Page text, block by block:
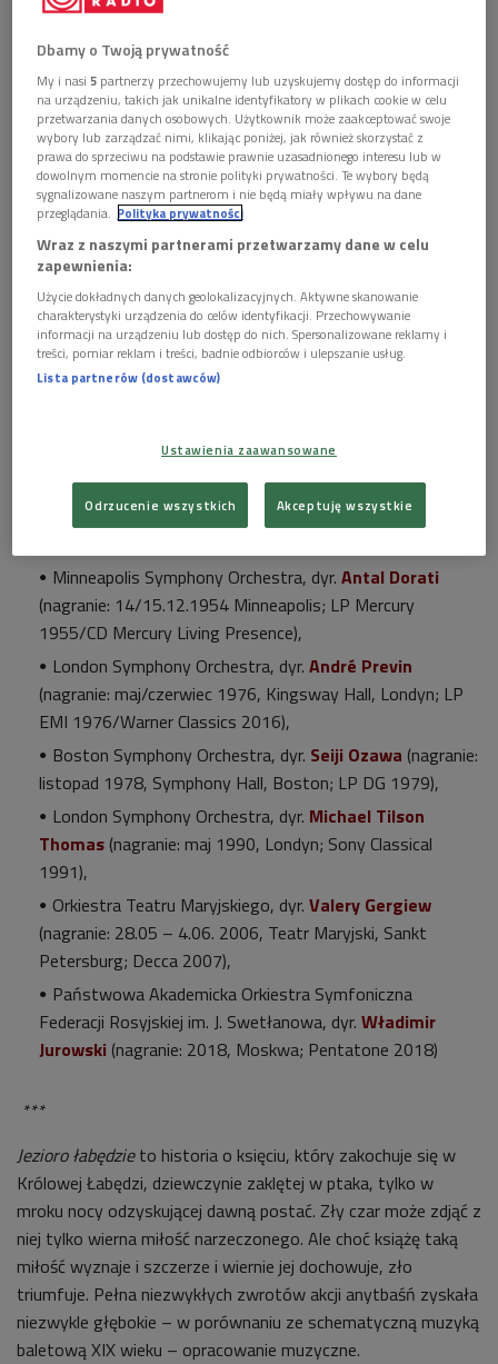
Dorota Kozińska, Kacper Miklaszewski, Jacek Hawryluk i Wojciech
Michniewski Foto: PR2/Piotr Piotrun
Jurorzy "Płytowego Trybunału Dwójki" w składzie: Dorota
Kozińska, Kacper Miklaszewski i Wojciech
Michniewski wskazali najlepsze wykonanieJeziora
łabędziego op. 20 Piotra Czajkowskiego:
Państwowa Orkiestra Symfoniczna ZSRR (Russian State
(nagranie: 1988 Moskwa, Melodia 1989)
Pozostałe nagrania wysłuchane w audycji:
Minneapolis Symphony Orchestra, dyr. Antal Dorati
(nagranie: 14/15.12.1954 Minneapolis; LP Mercury
1955/CD Mercury Living Presence),
London Symphony Orchestra, dyr. André Previn
(nagranie: maj/czerwiec 1976, Kingsway Hall, Londyn; LP
EMI 1976/Warner Classics 2016),
Boston Symphony Orchestra, dyr. Seiji Ozawa (nagranie:
listopad 1978, Symphony Hall, Boston; LP DG 1979),
London Symphony Orchestra, dyr. Michael Tilson
Thomas (nagranie: maj 1990, Londyn; Sony Classical
1991),
Orkiestra Teatru Maryjskiego, dyr. Valery Gergiew
(nagranie: 28.05 – 4.06. 2006, Teatr Maryjski, Sankt
Petersburg; Decca 2007),
Państwowa Akademicka Orkiestra Symfoniczna
Federacji Rosyjskiej im. J. Swetłanowa, dyr. Władimir
Jurowski (nagranie: 2018, Moskwa; Pentatone 2018)
***
Jezioro łabędzieto historia o księciu, który zakochuje się w
Królowej Łabędzi, dziewczynie zaklętej w ptaka, tylko w
mroku nocy odzyskującej dawną postać. Zły czar może zdjąć z
niej tylko wierna miłość narzeczonego. Ale choć książę taką
miłość wyznaje i szczerze i wiernie jej dochowuje, zło
triumfuje. Pełna niezwykłych zwrotów akcji anytbaśń zyskała
niezwykle głębokie – w porównaniu ze schematyczną muzyką
baletową XIX wieku – opracowanie muzyczne.
Dbamy o Twoją prywatność
My i nasi5 partnerzy przechowujemy lub uzyskujemy dostęp do informacji
na urządzeniu, takich jak unikalne identyfikatory w plikach cookie w celu
przetwarzania danych osobowych. Użytkownik może zaakceptować swoje
wybory lub zarządzać nimi, klikając poniżej, jak również skorzystać z
prawa do sprzeciwu na podstawie prawnie uzasadnionego interesu lub w
dowolnym momencie na stronie polityki prywatności. Te wybory będą
sygnalizowane naszym partnerom i nie będą miały wpływu na dane
przeglądania. Polityka prywatności
Wraz z naszymi partnerami przetwarzamy dane w celu
zapewnienia:
Użycie dokładnych danych geolokalizacyjnych. Aktywne skanowanie
charakterystyki urządzenia do celów identyfikacji. Przechowywanie
informacji na urządzeniu lub dostęp do nich. Spersonalizowane reklamy i
treści, pomiar reklam i treści, badnie odbiorców i ulepszanie usług.
Lista partnerów (dostawców)
Ustawienia zaawansowane
Odrzucenie wszystkich Akceptuję wszystkie